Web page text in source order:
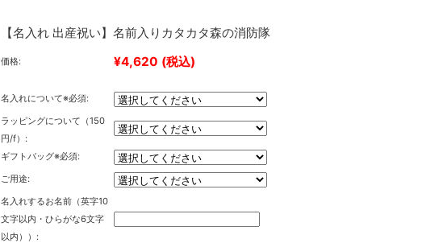
【名入れ 出産祝い】名前入りカタカタ森の消防隊
価格: ¥4,620 (税込)
名入れについて※必須:
ラッピングについて（150
円/f）:
ギフトバッグ※必須:
ご用途:
名入れするお名前（英字10
文字以内・ひらがな6文字
以内））: